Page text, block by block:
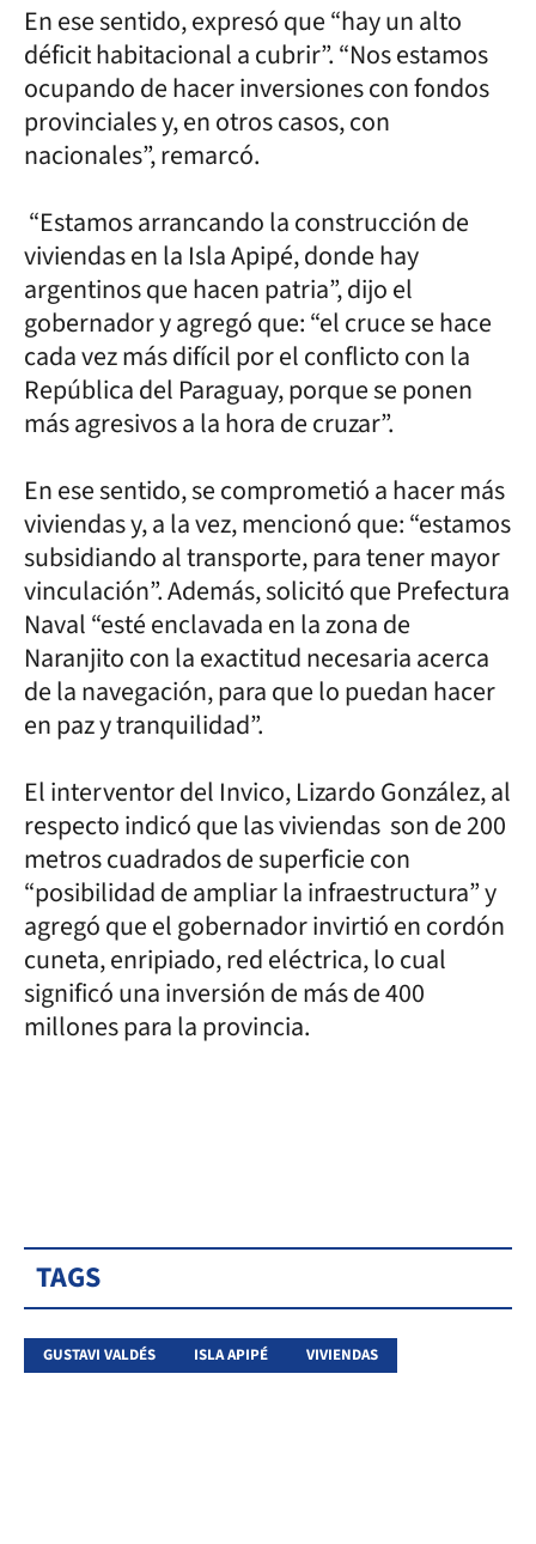
En ese sentido, expresó que “hay un alto
déficit habitacional a cubrir”. “Nos estamos
ocupando de hacer inversiones con fondos
provinciales y, en otros casos, con
nacionales”, remarcó.
“Estamos arrancando la construcción de
viviendas en la Isla Apipé, donde hay
argentinos que hacen patria”, dijo el
gobernador y agregó que: “el cruce se hace
cada vez más difícil por el conflicto con la
República del Paraguay, porque se ponen
más agresivos a la hora de cruzar”.
En ese sentido, se comprometió a hacer más
viviendas y, a la vez, mencionó que: “estamos
subsidiando al transporte, para tener mayor
vinculación”. Además, solicitó que Prefectura
Naval “esté enclavada en la zona de
Naranjito con la exactitud necesaria acerca
de la navegación, para que lo puedan hacer
en paz y tranquilidad”.
El interventor del Invico, Lizardo González, al
respecto indicó que las viviendas son de 200
metros cuadrados de superficie con
“posibilidad de ampliar la infraestructura” y
agregó que el gobernador invirtió en cordón
cuneta, enripiado, red eléctrica, lo cual
significó una inversión de más de 400
millones para la provincia.
TAGS
GUSTAVI VALDÉS ISLA APIPÉ VIVIENDAS